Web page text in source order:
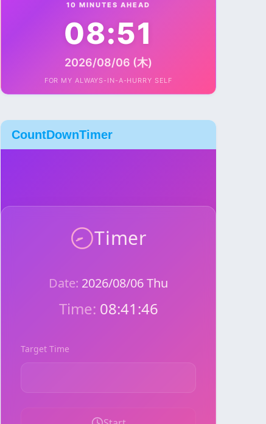
10 MINUTES AHEAD
08:51
2026/08/06 (木)
FOR MY ALWAYS-IN-A-HURRY SELF
CountDownTimer